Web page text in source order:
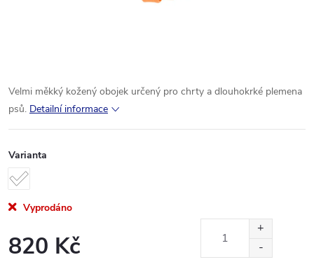
Velmi měkký kožený obojek určený pro chrty a dlouhokrké plemena
psů. Detailní informace
Varianta
Vyprodáno
820 Kč